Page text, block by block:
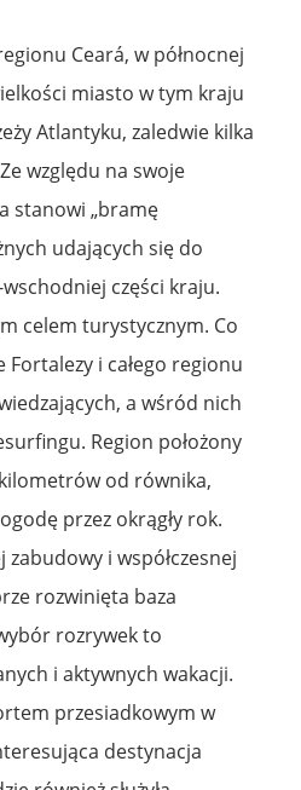
Ceará, w północnej
miasto w tym kraju
Atlantyku, zaledwie kilka
względu na swoje
stanowi „bramę
udających się do
części kraju.
celem turystycznym. Co
Fortalezy i całego regionu
a wśród nich
Region położony
od równika,
przez okrągły rok.
zabudowy i współczesnej
rozwinięta baza
rozrywek to
i aktywnych wakacji.
przesiadkowym w
destynacja